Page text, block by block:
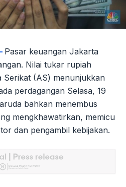
Pasar keuangan Jakarta
Nilai tukar rupiah
Serikat (AS) menunjukkan
perdagangan Selasa, 19
bahkan menembus
mengkhawatirkan, memicu
dan pengambil kebijakan.